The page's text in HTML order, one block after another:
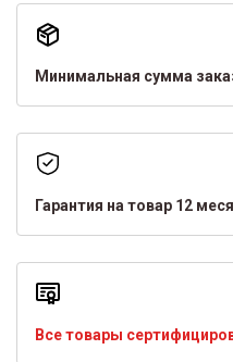
Минимальная сумма
Гарантия на товар 12
Все товары